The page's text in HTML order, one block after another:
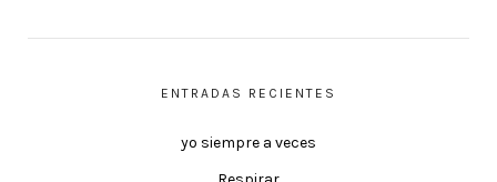
ENTRADAS RECIENTES
yo siempre a veces